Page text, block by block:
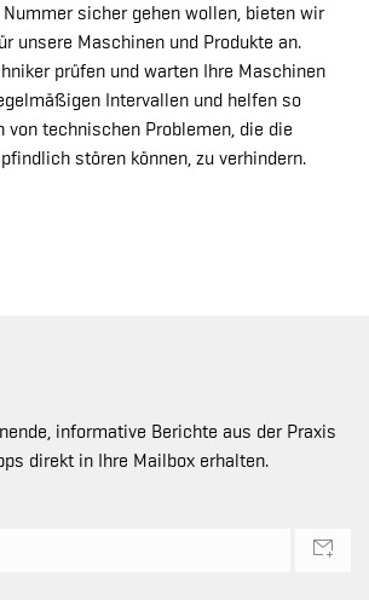
Nummer sicher gehen wollen, bieten wir
unsere Maschinen und Produkte an.
prüfen und warten Ihre Maschinen
Intervallen und helfen so
von technischen Problemen, die die
stören können, zu verhindern.
informative Berichte aus der Praxis
direkt in Ihre Mailbox erhalten.